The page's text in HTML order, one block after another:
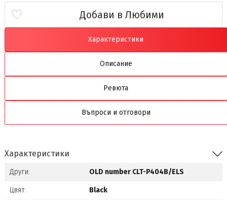
Добави в Любими
Характеристики
Описание
Ревюта
Въпроси и отговори
Характеристики
Други: OLD number CLT-P404B/ELS
Цвят: Black